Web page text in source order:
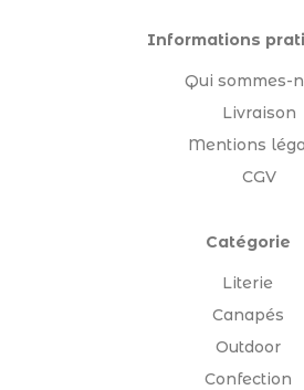
Informations
Qui sommes-
Livraison
Mentions
CGV
Catégorie
Literie
Canapés
Outdoor
Confection